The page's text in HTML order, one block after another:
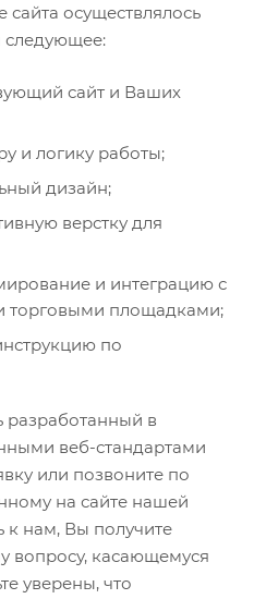
сайта осуществлялось
следующее:
сайт и Ваших
и логику работы;
дизайн;
верстку для
и интеграцию с
торговыми площадками;
по
разработанный в
веб-стандартами
или позвоните по
на сайте нашей
нам, Вы получите
вопросу, касающемуся
уверены, что